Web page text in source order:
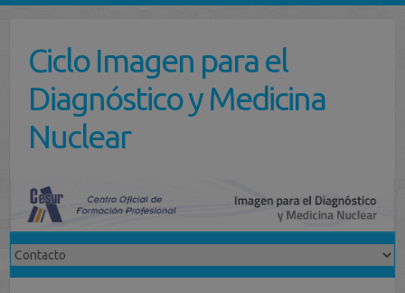
contenidoCiclo Imagen para el
Diagnóstico y Medicina
Nuclear